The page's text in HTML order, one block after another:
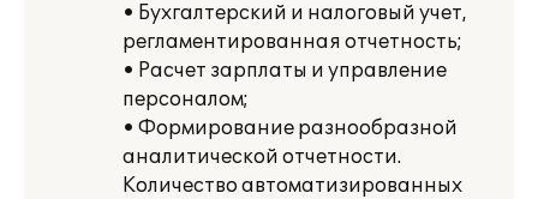
• Бухгалтерский и налоговый учет,
регламентированная отчетность;
• Расчет зарплаты и управление
персоналом;
• Формирование разнообразной
аналитической отчетности.
Количество автоматизированных